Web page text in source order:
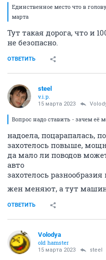
Единственное место что в
марта
Тут такая дорога, что и
не безопасно.
ОТВЕТИТЬ
steel
v.i.p.
15 марта 2023
Вопрос надо ставить - зачем её
надоела, поцарапалась,
захотелось повыше,
да мало ли поводов
авто
захотелось
жен меняют, а тут
ОТВЕТИТЬ
Volodya
old hamster
15 марта 2023 steel